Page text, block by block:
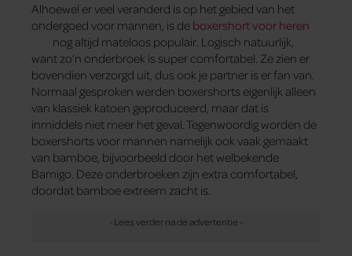
Alhoewel er veel veranderd is op het gebied van het
ondergoed voor mannen, is de boxershort voor heren
nog altijd mateloos populair. Logisch natuurlijk,
want zo’n onderbroek is super comfortabel. Ze zien er
bovendien verzorgd uit, dus ook je partner is er fan van.
Normaal gesproken werden boxershorts eigenlijk alleen
van klassiek katoen geproduceerd, maar dat is
inmiddels niet meer het geval. Tegenwoordig worden de
boxershorts voor mannen namelijk ook vaak gemaakt
van bamboe, bijvoorbeeld door het welbekende
Bamigo. Deze onderbroeken zijn extra comfortabel,
doordat bamboe extreem zacht is.